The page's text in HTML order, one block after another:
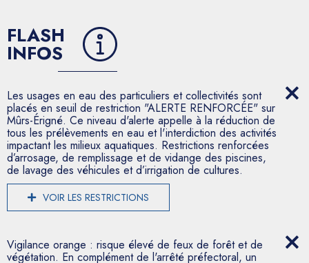
FLASH
INFOS
Les usages en eau des particuliers et collectivités sont
placés en seuil de restriction "ALERTE RENFORCÉE" sur
Mûrs-Érigné. Ce niveau d'alerte appelle à la réduction de
tous les prélèvements en eau et l'interdiction des activités
impactant les milieux aquatiques. Restrictions renforcées
d’arrosage, de remplissage et de vidange des piscines,
de lavage des véhicules et d’irrigation de cultures.
VOIR LES RESTRICTIONS
Vigilance orange : risque élevé de feux de forêt et de
végétation. En complément de l'arrêté préfectoral, un